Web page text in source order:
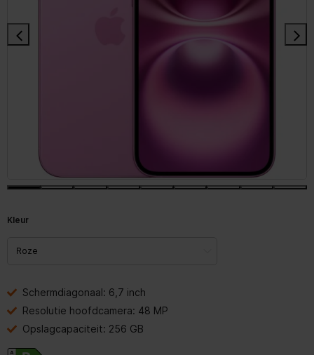
Kleur
Schermdiagonaal: 6,7 inch
Resolutie hoofdcamera: 48 MP
Opslagcapaciteit: 256 GB